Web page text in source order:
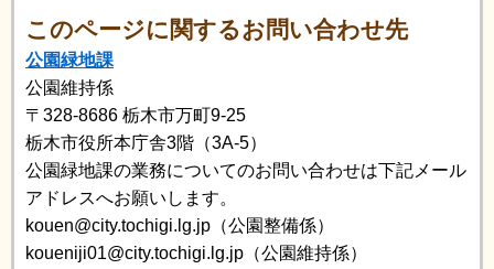
このページに関するお問い合わせ先
公園緑地課
公園維持係
〒328-8686 栃木市万町9-25
栃木市役所本庁舎3階（3A-5）
公園緑地課の業務についてのお問い合わせは下記メール
アドレスへお願いします。
kouen@city.tochigi.lg.jp（公園整備係）
koueniji01@city.tochigi.lg.jp（公園維持係）